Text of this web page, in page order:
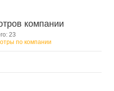
компании
23
по компании